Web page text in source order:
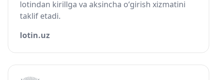
lotindan kirillga va aksincha o‘girish xizmatini
taklif etadi.
lotin.uz